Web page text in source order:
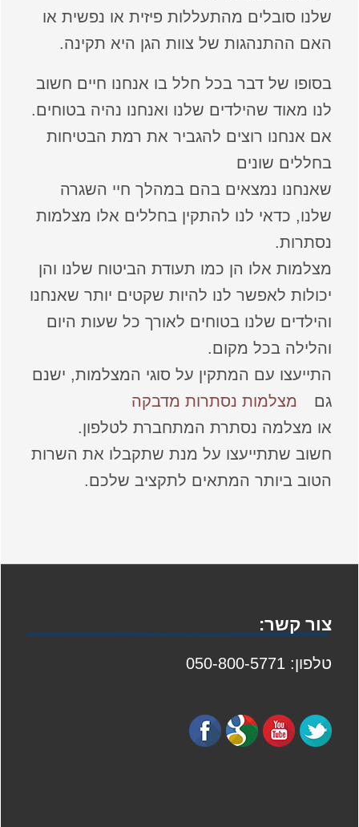
שלנו סובלים מהתעללות פיזית או נפשית או
האם ההתנהגות של צוות הגן היא תקינה.
בסופו של דבר בכל חלל בו אנחנו חיים חשוב
לנו מאוד שהילדים שלנו ואנחנו נהיה בטוחים.
אם אנחנו רוצים להגביר את רמת הבטיחות
בחללים שונים
שאנחנו נמצאים בהם במהלך חיי השגרה
שלנו, כדאי לנו להתקין בחללים אלו מצלמות
נסתרות.
מצלמות אלו הן כמו תעודת הביטוח שלנו והן
יכולות לאפשר לנו להיות שקטים יותר שאנחנו
והילדים שלנו בטוחים לאורך כל שעות היום
והלילה בכל מקום.
התייעצו עם המתקין על סוגי המצלמות, ישנם
גם
מצלמות נסתרות מדבקה
או מצלמה נסתרת המתחברת לטלפון.
חשוב שתתייעצו על מנת שתקבלו את השרות
הטוב ביותר המתאים לתקציב שלכם.
צור קשר:
טלפון: 050-800-5771